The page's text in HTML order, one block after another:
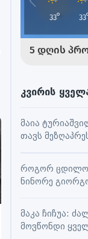
კვირის
მაია
თავს
შემოქმედებით
მუშაობაში
როგორ
ნინორე
მაქსიმალური
სიამოვნების
მოქმედებს თუ
მაკა ჩიჩუა:
მოვწონდი